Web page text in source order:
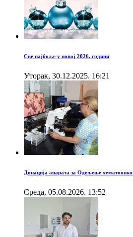
Све најбоље у новој 2026. години
Уторак, 30.12.2025. 16:21
Донација апарата за Одељење
Cреда, 05.08.2026. 13:52